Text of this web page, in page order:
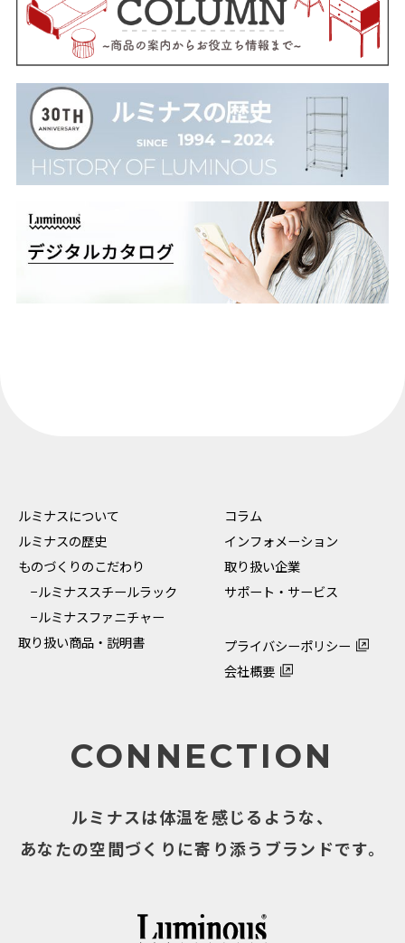
ルミナスについて
ルミナスの歴史
ものづくりのこだわり
−ルミナススチールラック
−ルミナスファニチャー
取り扱い商品・説明書
コラム
インフォメーション
取り扱い企業
サポート・サービス
プライバシーポリシー
会社概要
CONNECTION
ルミナスは体温を感じるような、
あなたの空間づくりに寄り添うブランドです。